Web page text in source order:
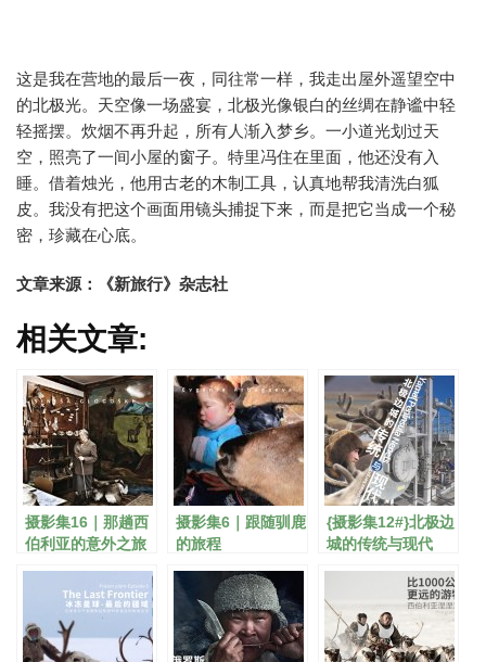
这是我在营地的最后一夜，同往常一样，我走出屋外遥望空中
的北极光。天空像一场盛宴，北极光像银白的丝绸在静谧中轻
轻摇摆。炊烟不再升起，所有人渐入梦乡。一小道光划过天
空，照亮了一间小屋的窗子。特里冯住在里面，他还没有入
睡。借着烛光，他用古老的木制工具，认真地帮我清洗白狐
皮。我没有把这个画面用镜头捕捉下来，而是把它当成一个秘
密，珍藏在心底。
文章来源：《新旅行》杂志社
相关文章:
摄影集16｜那趟西
伯利亚的意外之旅
摄影集6｜跟随驯鹿
的旅程
{摄影集12#}北极边
城的传统与现代